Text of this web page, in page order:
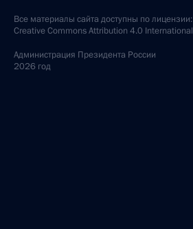
Все материалы сайта доступны по лицензии:
Creative Commons Attribution 4.0 International
Администрация Президента России
2026 год